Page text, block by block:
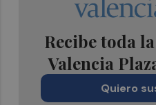
Recibe toda
Valencia
Quiero